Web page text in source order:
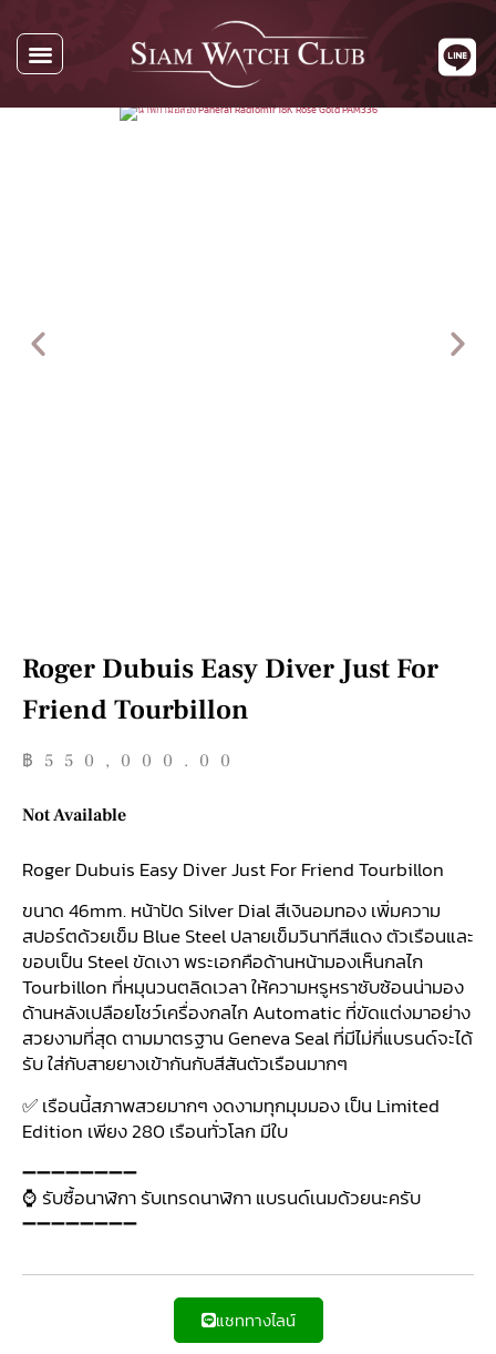
Roger Dubuis Easy Diver Just For
Friend Tourbillon
฿ 550,000.00
Not Available
Roger Dubuis Easy Diver Just For Friend Tourbillon
ขนาด 46mm. หน้าปัด Silver Dial สีเงินอมทอง เพิ่มความ
สปอร์ตด้วยเข็ม Blue Steel ปลายเข็มวินาทีสีแดง ตัวเรือนและ
ขอบเป็น Steel ขัดเงา พระเอกคือด้านหน้ามองเห็นกลไก
Tourbillon ที่หมุนวนตลิดเวลา ให้ความหรูหราซับซ้อนน่ามอง
ด้านหลังเปลือยโชว์เครื่องกลไก Automatic ที่ขัดแต่งมาอย่าง
สวยงามที่สุด ตามมาตรฐาน Geneva Seal ที่มีไม่กี่แบรนด์จะได้
รับ ใส่กับสายยางเข้ากันกับสีสันตัวเรือนมากๆ
✅ เรือนนี้สภาพสวยมากๆ งดงามทุกมุมมอง เป็น Limited
Edition เพียง 280 เรือนทั่วโลก มีใบ
➖➖➖➖➖➖➖➖
⌚ รับซื้อนาฬิกา รับเทรดนาฬิกา แบรนด์เนมด้วยนะครับ
➖➖➖➖➖➖➖➖
แชททางไลน์